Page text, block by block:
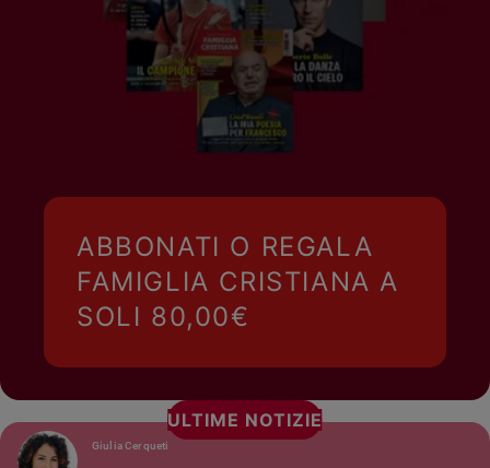
ABBONATI O REGALA
FAMIGLIA CRISTIANA A
SOLI 80,00€
ULTIME NOTIZIE
Giulia Cerqueti